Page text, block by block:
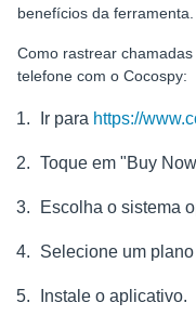
benefícios da ferramenta.
Como rastrear
telefone com o Cocospy:
Ir para https://
Toque em "Buy
Escolha o sistema
Selecione um
Instale o aplicativo.